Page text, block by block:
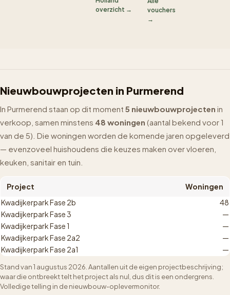
overzicht →
vouchers
→
Nieuwbouwprojecten in Purmerend
In Purmerend staan op dit moment 5 nieuwbouwprojecten in
verkoop, samen minstens 48 woningen (aantal bekend voor 1
van de 5). Die woningen worden de komende jaren opgeleverd
— evenzoveel huishoudens die keuzes maken over vloeren,
keuken, sanitair en tuin.
Project
Woningen
Kwadijkerpark Fase 2b
48
Kwadijkerpark Fase 3
—
Kwadijkerpark Fase 1
—
Kwadijkerpark Fase 2a2
—
Kwadijkerpark Fase 2a1
—
Stand van 1 augustus 2026. Aantallen uit de eigen projectbeschrijving;
waar die ontbreekt telt het project als nul, dus dit is een ondergrens.
Volledige telling in denieuwbouw-oplevermonitor.